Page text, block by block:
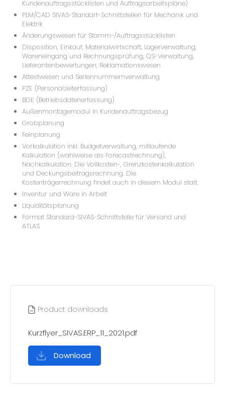
Kundenauftragsstücklisten und Auftragsarbeitspläne)
PLM/CAD SIVAS-Standart-Schnittstellen für Mechanik und
Elektrik
Änderungswesen für Stamm-/Auftragsstücklisten
Disposition, Einkauf, Materialwirtschaft, Lagerverwaltung,
Wareneingang und Rechnungsprüfung, QS-Verwaltung,
Lieferantenbewertungen, Reklamationswesen
Attestwesen und Seriennummernverwaltung
PZE (Personalzeiterfassung)
BDE (Betriebsdatenerfassung)
Außenmontagemodul in Kundenauftragsbezug
Grobplanung
Feinplanung
Vorkalkulation inkl. Budgetverwaltung, mitlaufende
Kalkulation (wahlweise als Forecastrechnung),
Nachkalkulation. Die Vollkosten-, Grenzkostenkalkulation
und Deckungsbeitragsrechnung. Die
Kostenträgerrechnung findet auch in diesem Modul statt.
Inventur und Ware in Arbeit
Liquiditätsplanung
Format Standard-SIVAS-Schnittstelle für Versand und
ATLAS
Product downloads
Kurzflyer_SIVAS.ERP_11_2021.pdf
Download